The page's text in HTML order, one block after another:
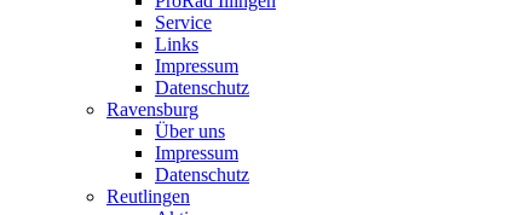
Service
Links
Impressum
Datenschutz
Ravensburg
Über uns
Impressum
Datenschutz
Reutlingen